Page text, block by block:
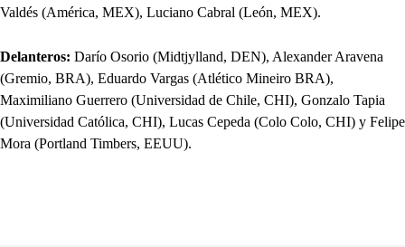
Valdés (América, MEX), Luciano Cabral (León, MEX).
Delanteros: Darío Osorio (Midtjylland, DEN), Alexander Aravena
(Gremio, BRA), Eduardo Vargas (Atlético Mineiro BRA),
Maximiliano Guerrero (Universidad de Chile, CHI), Gonzalo Tapia
(Universidad Católica, CHI), Lucas Cepeda (Colo Colo, CHI) y Felipe
Mora (Portland Timbers, EEUU).